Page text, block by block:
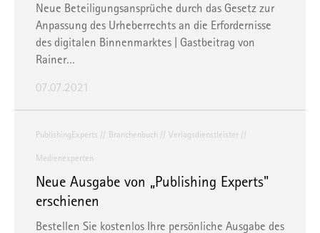
Neue Beteiligungsansprüche durch das Gesetz zur
Anpassung des Urheberrechts an die Erfordernisse
des digitalen Binnenmarktes | Gastbeitrag von
Rainer…
07.07.2021
PublishingExperts Branchenbuch Verlagsdienstleister
Medienexperten
Neue Ausgabe von „Publishing Experts"
erschienen
Bestellen Sie kostenlos Ihre persönliche Ausgabe des